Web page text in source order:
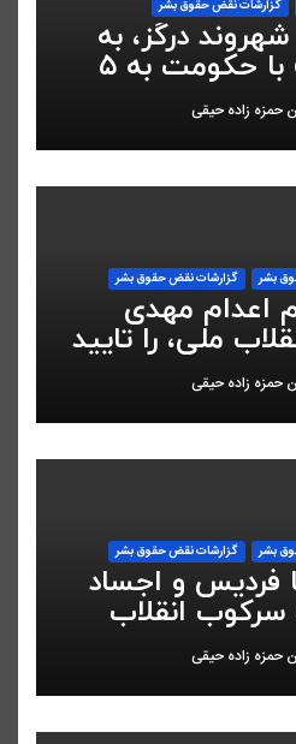
گزارشات نقض حقوق بشر
درگز، به
دلیل «مخالفت» با حکومت به ۵
شد
زاده حیقی
بشر گزارشات نقض حقوق بشر
اعدام مهدی
ملی، را تایید
زاده حیقی
بشر گزارشات نقض حقوق بشر
فردیس و اجساد
انقلاب
زاده حیقی